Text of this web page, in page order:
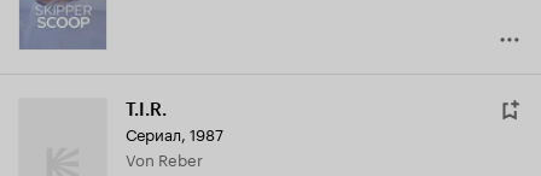
T.I.R.
Сериал, 1987
von Reber